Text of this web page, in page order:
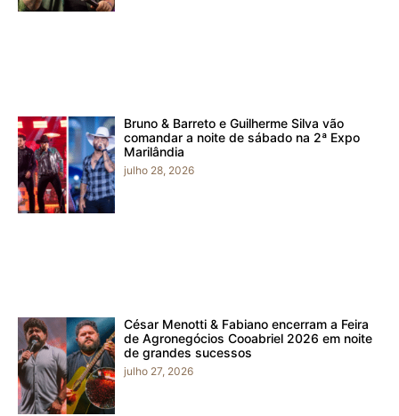
Bruno & Barreto e Guilherme Silva vão
comandar a noite de sábado na 2ª Expo
Marilândia
julho 28, 2026
César Menotti & Fabiano encerram a Feira
de Agronegócios Cooabriel 2026 em noite
de grandes sucessos
julho 27, 2026